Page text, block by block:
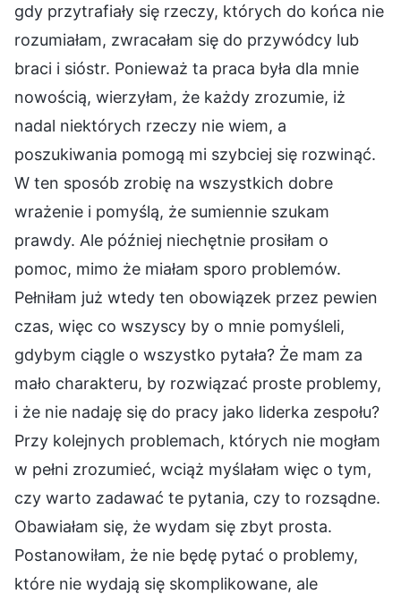
gdy przytrafiały się rzeczy, których do końca nie
rozumiałam, zwracałam się do przywódcy lub
braci i sióstr. Ponieważ ta praca była dla mnie
nowością, wierzyłam, że każdy zrozumie, iż
nadal niektórych rzeczy nie wiem, a
poszukiwania pomogą mi szybciej się rozwinąć.
W ten sposób zrobię na wszystkich dobre
wrażenie i pomyślą, że sumiennie szukam
prawdy. Ale później niechętnie prosiłam o
pomoc, mimo że miałam sporo problemów.
Pełniłam już wtedy ten obowiązek przez pewien
czas, więc co wszyscy by o mnie pomyśleli,
gdybym ciągle o wszystko pytała? Że mam za
mało charakteru, by rozwiązać proste problemy,
i że nie nadaję się do pracy jako liderka zespołu?
Przy kolejnych problemach, których nie mogłam
w pełni zrozumieć, wciąż myślałam więc o tym,
czy warto zadawać te pytania, czy to rozsądne.
Obawiałam się, że wydam się zbyt prosta.
Postanowiłam, że nie będę pytać o problemy,
które nie wydają się skomplikowane, ale